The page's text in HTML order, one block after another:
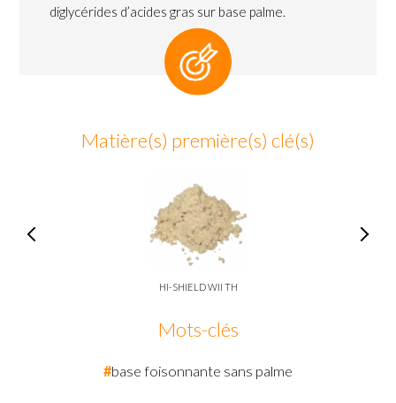
diglycérides d’acides gras sur base palme.
Matière(s) première(s) clé(s)
HI-SHIELD WII TH
Mots-clés
base foisonnante sans palme